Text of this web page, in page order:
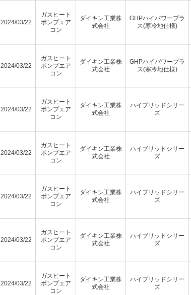
2024/03/22
ガスヒート
ポンプエア
コン
ダイキン工業株
式会社
GHPハイパワープラ
ス(寒冷地仕様)
2024/03/22
ガスヒート
ポンプエア
コン
ダイキン工業株
式会社
GHPハイパワープラ
ス(寒冷地仕様)
2024/03/22
ガスヒート
ポンプエア
コン
ダイキン工業株
式会社
ハイブリッドシリー
ズ
2024/03/22
ガスヒート
ポンプエア
コン
ダイキン工業株
式会社
ハイブリッドシリー
ズ
2024/03/22
ガスヒート
ポンプエア
コン
ダイキン工業株
式会社
ハイブリッドシリー
ズ
2024/03/22
ガスヒート
ポンプエア
コン
ダイキン工業株
式会社
ハイブリッドシリー
ズ
2024/03/22
ガスヒート
ポンプエア
コン
ダイキン工業株
式会社
ハイブリッドシリー
ズ